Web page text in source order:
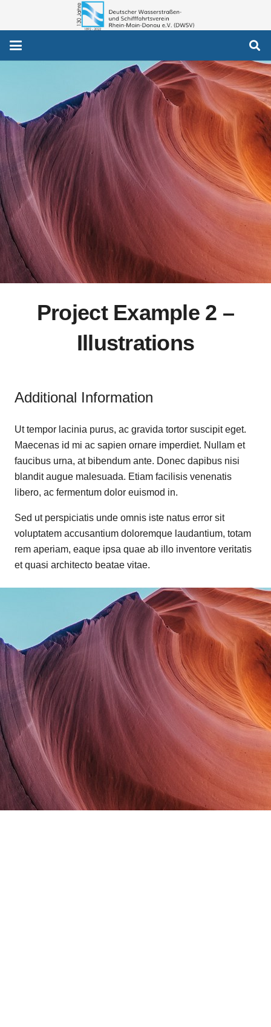
Project Example 2 –
Illustrations
Additional Information
Ut tempor lacinia purus, ac gravida tortor suscipit eget.
Maecenas id mi ac sapien ornare imperdiet. Nullam et
faucibus urna, at bibendum ante. Donec dapibus nisi
blandit augue malesuada. Etiam facilisis venenatis
libero, ac fermentum dolor euismod in.
Sed ut perspiciatis unde omnis iste natus error sit
voluptatem accusantium doloremque laudantium, totam
rem aperiam, eaque ipsa quae ab illo inventore veritatis
et quasi architecto beatae vitae.